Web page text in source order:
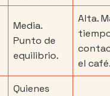
Media.
Punto de
equilibrio.
Alta.
el
Quienes